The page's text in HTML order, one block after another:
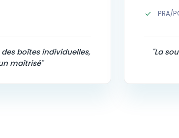
boîtes individuelles,
maîtrisé"
PRA/
"La